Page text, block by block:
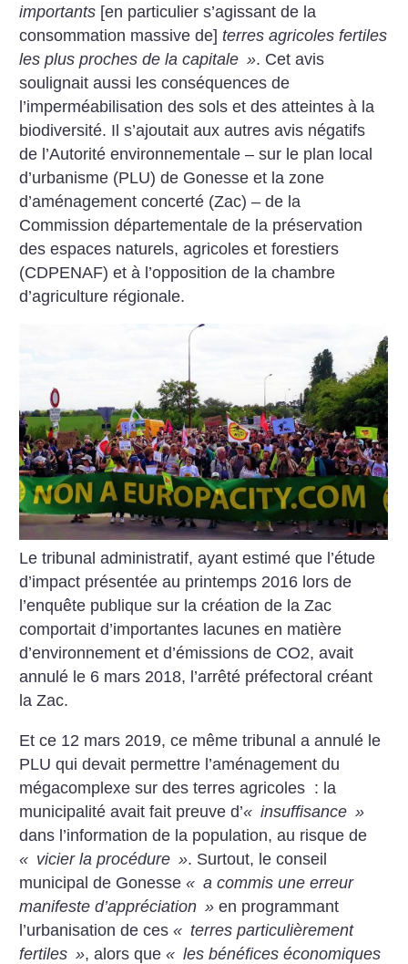
importants [en particulier s’agissant de la
consommation massive de]terres agricoles fertiles
les plus proches de la capitale ». Cet avis
soulignait aussi les conséquences de
l’imperméabilisation des sols et des atteintes à la
biodiversité. Il s’ajoutait aux autres avis négatifs
de l’Autorité environnementale – sur le plan local
d’urbanisme (PLU) de Gonesse et la zone
d’aménagement concerté (Zac) – de la
Commission départementale de la préservation
des espaces naturels, agricoles et forestiers
(CDPENAF) et à l’opposition de la chambre
d’agriculture régionale.
Le tribunal administratif, ayant estimé que l’étude
d’impact présentée au printemps 2016 lors de
l’enquête publique sur la création de la Zac
comportait d’importantes lacunes en matière
d’environnement et d’émissions de CO2, avait
annulé le 6 mars 2018, l’arrêté préfectoral créant
la Zac.
Et ce 12 mars 2019, ce même tribunal a annulé le
PLU qui devait permettre l’aménagement du
mégacomplexe sur des terres agricoles : la
municipalité avait fait preuve d’« insuffisance »
dans l’information de la population, au risque de
« vicier la procédure ». Surtout, le conseil
municipal de Gonesse« a commis une erreur
manifeste d’appréciation » en programmant
l’urbanisation de ces« terres particulièrement
fertiles », alors que« les bénéfices économiques